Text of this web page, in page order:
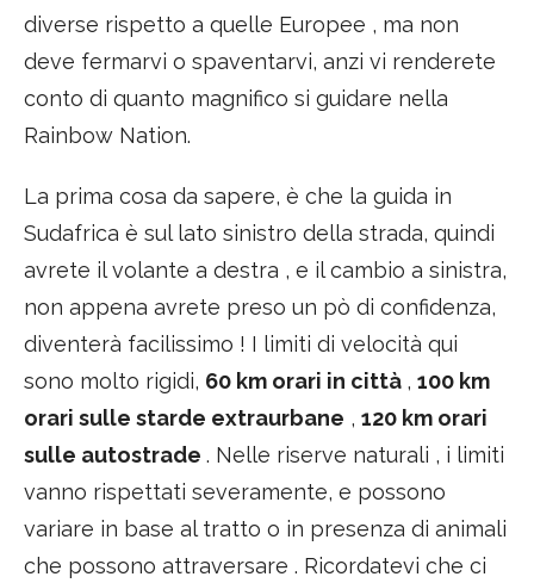
diverse rispetto a quelle Europee , ma non
deve fermarvi o spaventarvi, anzi vi renderete
conto di quanto magnifico si guidare nella
Rainbow Nation.
La prima cosa da sapere, è che la guida in
Sudafrica è sul lato sinistro della strada, quindi
avrete il volante a destra , e il cambio a sinistra,
non appena avrete preso un pò di confidenza,
diventerà facilissimo ! I limiti di velocità qui
sono molto rigidi, 60 km orari in città , 100 km
orari sulle starde extraurbane , 120 km orari
sulle autostrade . Nelle riserve naturali , i limiti
vanno rispettati severamente, e possono
variare in base al tratto o in presenza di animali
che possono attraversare . Ricordatevi che ci